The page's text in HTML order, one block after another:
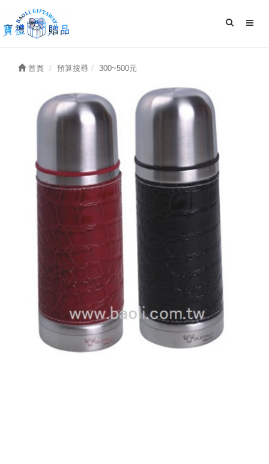
首頁 預算搜尋 300~500元